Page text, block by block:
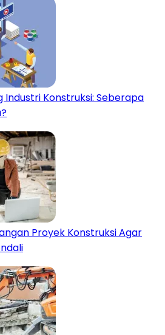
Industri Konstruksi: Seberapa
Proyek Konstruksi Agar